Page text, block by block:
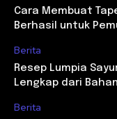
Cara Membuat
Berhasil untuk
Berita
Resep Lumpia
Lengkap dari
Berita